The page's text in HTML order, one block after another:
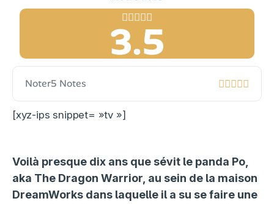
[xyz-ips snippet= »tv »]
Voilà presque dix ans que sévit le panda Po,
aka The Dragon Warrior, au sein de la maison
DreamWorks dans laquelle il a su se faire une
Noter5 Notes
3.5